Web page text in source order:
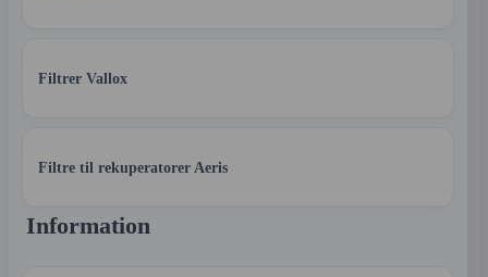
Filtrer Vallox
Filtre til rekuperatorer Aeris
Information